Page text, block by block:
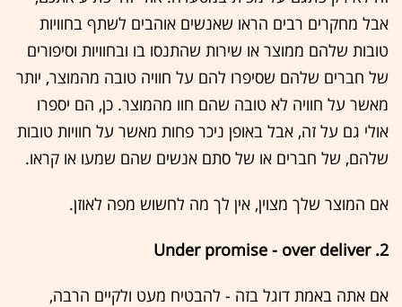
אבל מחקרים רבים הראו שאנשים אוהבים לשתף בחוויות
טובות שלהם ממוצר או שירות שהתנסו בו ובחוויות וסיפורים
של חברים שלהם שסיפרו להם על חוויה טובה מהמוצר, יותר
מאשר על חוויה לא טובה שהם חוו מהמוצר. כן, הם יספרו
אולי גם על זה, אבל באופן ניכר פחות מאשר על חוויות טובות
שלהם, של חברים או של סתם אנשים שהם שמעו או קראו.
אם המוצר שלך מצוין, אין לך מה לחשוש מפה לאוזן.
2. Under promise - over deliver
אם אתה באמת דוגל בזה - להבטיח מעט ולקיים הרבה,